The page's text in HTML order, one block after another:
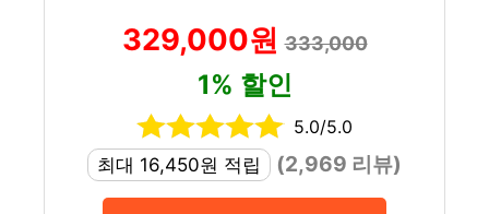
329,000원333,000
1% 할인
5.0/5.0
최대 16,450원 적립
(2,969 리뷰)